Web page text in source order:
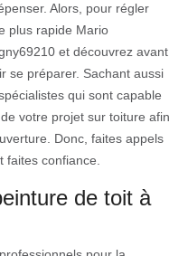
Alors, pour régler
plus rapide Mario
et découvrez avant
se préparer. Sachant aussi
qui sont capable
votre projet sur toiture afin
Donc, faites appels
confiance.
de toit à